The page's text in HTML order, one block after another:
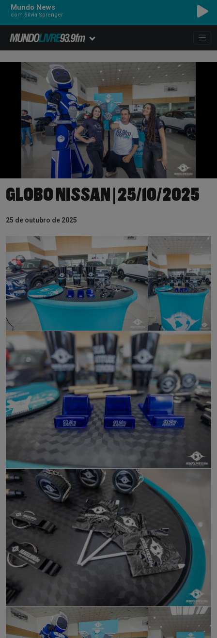
Mundo News
com Silvia Sprenger
GLOBO NISSAN | 25/10/2025
25 de outubro de 2025